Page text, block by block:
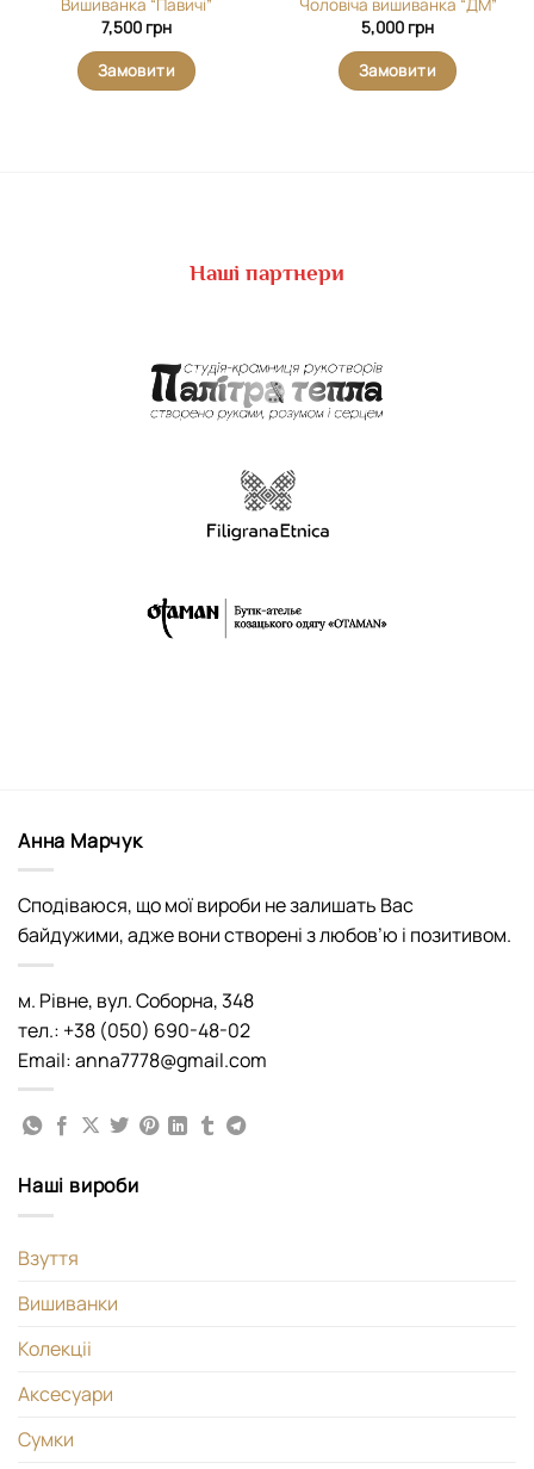
Вишиванка “Павичі”
7,500 грн
Замовити
Чоловіча вишиванка “ДМ”
5,000 грн
Замовити
Наші партнери
Анна Марчук
Сподіваюся, що мої вироби не залишать Вас
байдужими, адже вони створені з любов’ю і позитивом.
м. Рівне, вул. Соборна, 348
тел.: +38 (050) 690-48-02
Email: anna7778@gmail.com
Наші вироби
Взуття
Вишиванки
Колекціі
Аксесуари
Сумки